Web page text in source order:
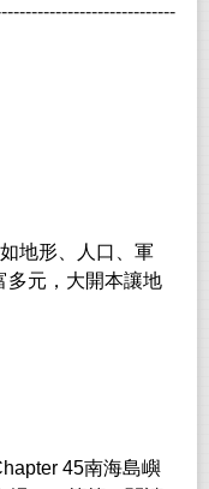
地形、人口、軍
元，大開本讓地
45南海島嶼